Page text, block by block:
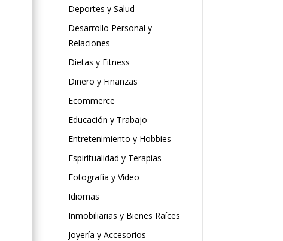
Deportes y Salud
Desarrollo Personal y
Relaciones
Dietas y Fitness
Dinero y Finanzas
Ecommerce
Educación y Trabajo
Entretenimiento y Hobbies
Espiritualidad y Terapias
Fotografía y Video
Idiomas
Inmobiliarias y Bienes Raíces
Joyería y Accesorios